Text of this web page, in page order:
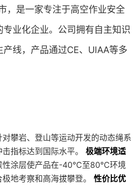
，是一家专注于高空作业安全
专业化企业。公司拥有自主知识
线，产品通过CE、UIAA等多
对攀岩、登山等运动开发的动态绳系
指标达到国际水平。 极端环境适
性涂层使产品在-40℃至80℃环境
地考察和高海拔攀登。 性价比优